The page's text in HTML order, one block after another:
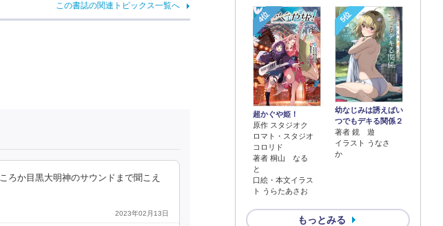
この書誌の関連トピックス一覧へ
ろか目黒大明神のサウンドまで聞こえ
2023年02月13日
4位
超かぐや姫！
原作 スタジオク
ロマト・スタジオ
コロリド
著者 桐山 なる
と
口絵・本文イラス
ト うらたあさお
5位
幼なじみは誘えばい
つでもデキる関係２
著者 鏡 遊
イラスト うなさ
か
もっとみる